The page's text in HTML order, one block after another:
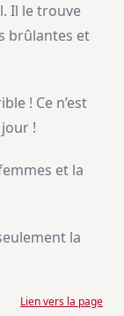
Il le trouve
brûlantes et
! Ce n’est
!
et la
la
Lien vers la page